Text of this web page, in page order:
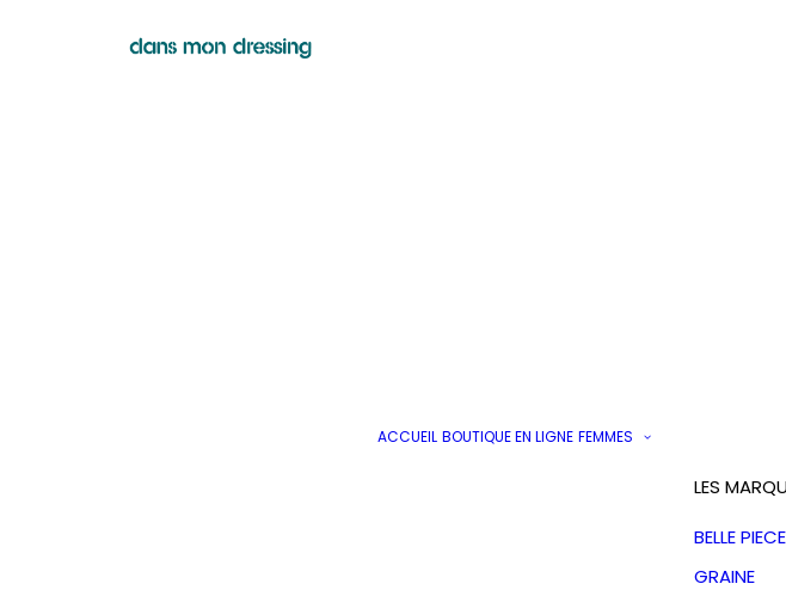
ACCUEIL BOUTIQUE EN LIGNE FEMMES
LES
BELLE PIECE
GRAINE